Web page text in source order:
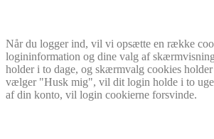
Når du logger ind, vil vi opsætte en række
logininformation og dine valg af
holder i to dage, og skærmvalg cookies
vælger "Husk mig", vil dit login holde i to
af din konto, vil login cookierne forsvinde.